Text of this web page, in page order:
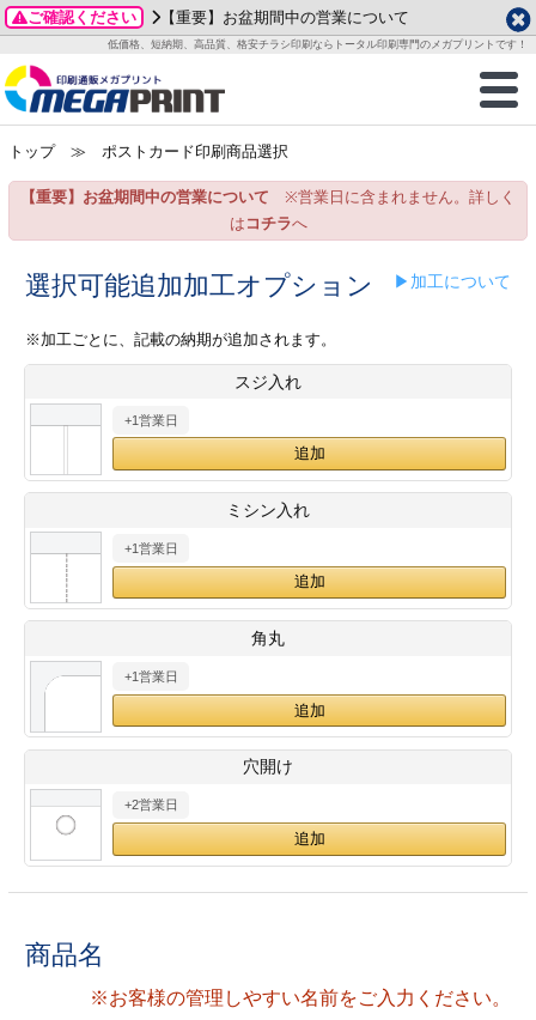
ご確認ください 【重要】お盆期間中の営業について
低価格、短納期、高品質、格安チラシ印刷ならトータル印刷専門のメガプリントです！
商品一覧
グッズ
ステッカー
ックカード印刷
業ツール印刷
＆盛り上げ印刷
ご利用ガイド
お客様へ
いて
方法
/送料について
刷
カード印刷
ックカード名刺
ムカード
型マル型印刷
ード印刷
刷
印刷
印刷
フォルダー
データ作成ガイド
成前に
ガイド
加工指示ガイド
テンプレート
ード印刷
名刺印刷
ックカード
ード印刷
形マル型
印刷
刷
印刷
一覧
わせ
り
プル請求
2026年 8月
月
火 水 木 金
土
1
3
4 5 6 7
8
15
24
25 26 27
29
土
1
2 3
9 10 11
12
14
15 16 17 18
19
26
28
29 30
・・休業日
トップ≫ ポストカード印刷商品選択
【重要】お盆期間中の営業について ※営業日に含まれません。詳しく
は コチラへ
選択可能追加加工オプション ▶加工について
※加工ごとに、記載の納期が追加されます。
スジ入れ
+1営業日
ミシン入れ
+1営業日
角丸
+1営業日
穴開け
+2営業日
商品名
※お客様の管理しやすい名前をご入力ください。